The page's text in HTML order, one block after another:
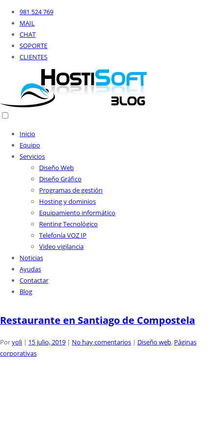
981 524 769
MAIL
CHAT
SOPORTE
CLIENTES
Inicio
Equipo
Servicios
Diseño Web
Diseño Gráfico
Programas de gestión
Hosting y dominios
Equipamiento informático
Renting Tecnológico
Telefonía VOZ IP
Video vigilancia
Noticias
Ayudas
Contactar
Blog
Restaurante en Santiago de Compostela
Poryoli | 15 julio, 2019 | No hay comentarios | Diseño web, Páginas
corporativas